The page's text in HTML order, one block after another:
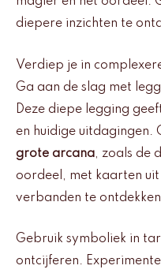
diepere inzichten te
Verdiep je in
Ga aan de slag met
Deze diepe legging
en huidige uitdagingen.
grote arcana, zoals de
oordeel, met kaarten uit
verbanden te
Gebruik symboliek in
ontcijferen.